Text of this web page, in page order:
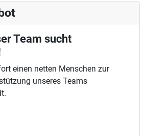
Team sucht
einen netten Menschen zur
unseres Teams